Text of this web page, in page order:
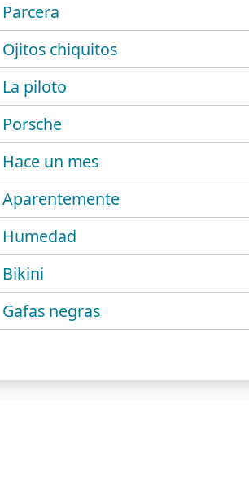
Parcera
Ojitos chiquitos
La piloto
Porsche
Hace un mes
Aparentemente
Humedad
Bikini
Gafas negras